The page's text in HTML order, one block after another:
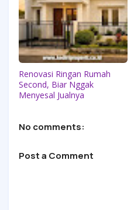
Renovasi Ringan Rumah
Second, Biar Nggak
Menyesal Jualnya
No comments:
Post a Comment